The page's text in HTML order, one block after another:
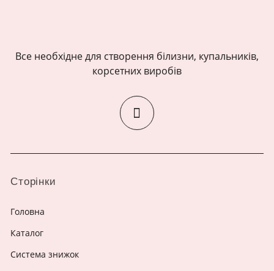
Все необхідне для створення білизни, купальників,
корсетних виробів
Сторінки
Головна
Каталог
Система знижок